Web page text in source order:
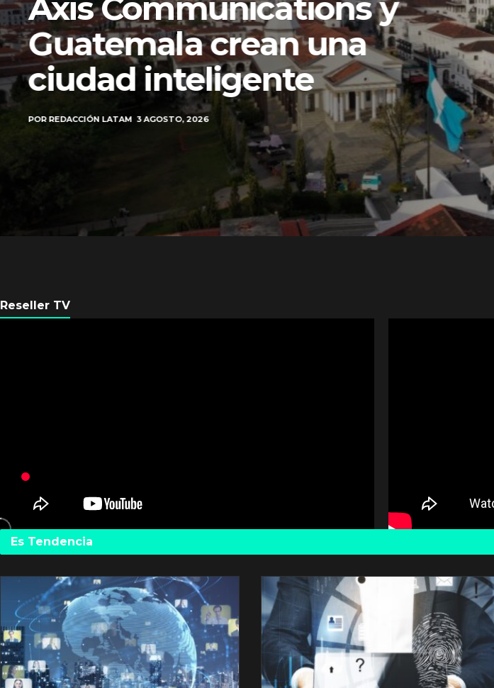
Axis Communications y
Guatemala crean una
ciudad inteligente
POR REDACCIÓN LATAM 3 AGOSTO, 2026
Reseller TV
Es Tendencia